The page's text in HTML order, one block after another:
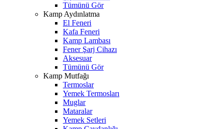
Tümünü Gör
Kamp Aydınlatma
El Feneri
Kafa Feneri
Kamp Lambası
Fener Şarj Cihazı
Aksesuar
Tümünü Gör
Kamp Mutfağı
Termoslar
Yemek Termosları
Muglar
Mataralar
Yemek Setleri